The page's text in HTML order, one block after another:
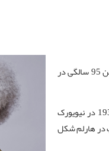
اختصاصی سل.نیوز/ پرنیان نوایی: «سانی رالینز» نوازنده مطرح آمریکایی ساکسیفون جز در سن 95 سالگی در
«سانی رالینز» (Sonny Rollins) نوازنده ساکسیفون تِنور سبک جز متولد هفتم سپتامبر 1930 در نیویورک
در هارلم شکل